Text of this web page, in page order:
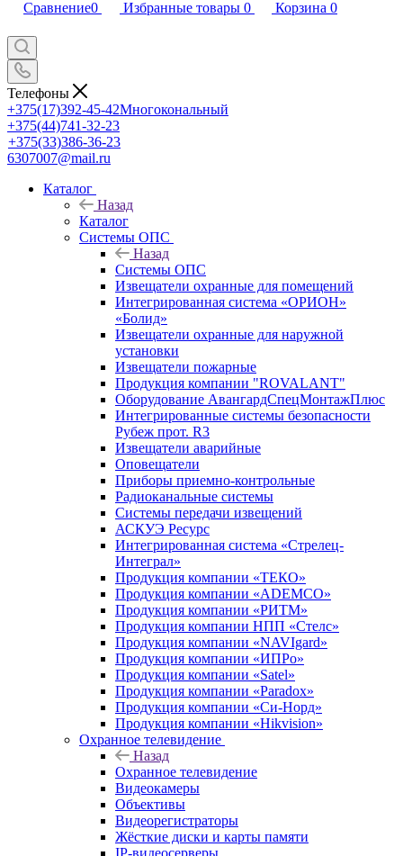
Сравнение0 Избранные товары 0 Корзина 0
Телефоны
+375(17)392-45-42Многокональный
+375(44)741-32-23
+375(33)386-36-23
6307007@mail.ru
Каталог
Назад
Каталог
Системы ОПС
Назад
Системы ОПС
Извещатели охранные для помещений
Интегрированная система «ОРИОН»
«Болид»
Извещатели охранные для наружной
установки
Извещатели пожарные
Продукция компании "ROVALANT"
Оборудование АвангардСпецМонтажПлюс
Интегрированные системы безопасности
Рубеж прот. R3
Извещатели аварийные
Оповещатели
Приборы приемно-контрольные
Радиоканальные системы
Системы передачи извещений
АСКУЭ Ресурс
Интегрированная система «Стрелец-
Интеграл»
Продукция компании «ТЕКО»
Продукция компании «ADEMCO»
Продукция компании «РИТМ»
Продукция компании НПП «Стелс»
Продукция компании «NAVIgard»
Продукция компании «ИПРо»
Продукция компании «Satel»
Продукция компании «Paradox»
Продукция компании «Си-Норд»
Продукция компании «Hikvision»
Охранное телевидение
Назад
Охранное телевидение
Видеокамеры
Объективы
Видеорегистраторы
Жёсткие диски и карты памяти
IP-видеосерверы